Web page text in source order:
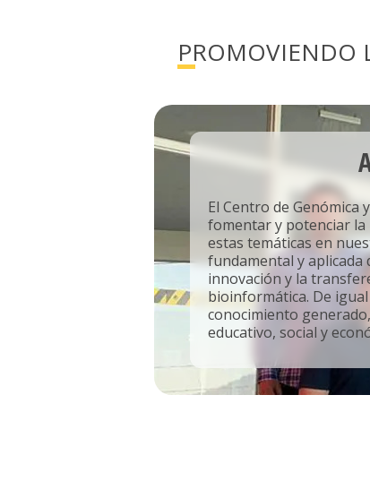
PROMOVIENDO
El Centro de Genómica
fomentar y potenciar la
estas temáticas en
fundamental y
innovación y la
bioinformática. De
conocimiento
educativo, social y